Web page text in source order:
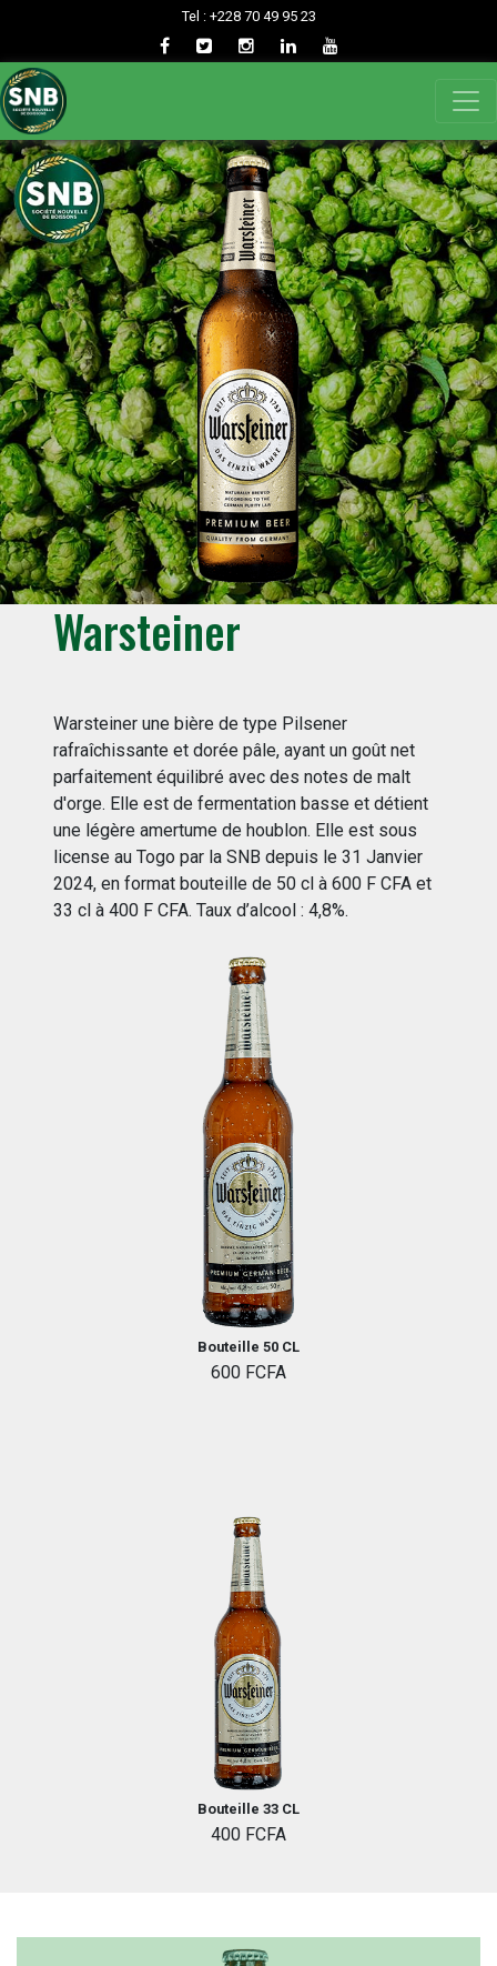
Tel : +228 70 49 95 23
Warsteiner
Warsteiner une bière de type Pilsener
rafraîchissante et dorée pâle, ayant un goût net
parfaitement équilibré avec des notes de malt
d'orge. Elle est de fermentation basse et détient
une légère amertume de houblon. Elle est sous
license au Togo par la SNB depuis le 31 Janvier
2024, en format bouteille de 50 cl à 600 F CFA et
33 cl à 400 F CFA. Taux d’alcool : 4,8%.
Bouteille 50 CL
600 FCFA
Bouteille 33 CL
400 FCFA